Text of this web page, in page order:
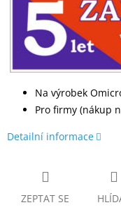
Na výrobek
Pro firmy (nákup
Detailní informace
ZEPTAT SE